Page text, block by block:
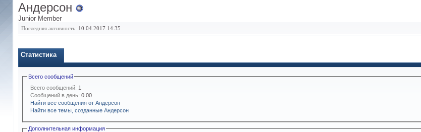
Андерсон
Junior Member
Последняя активность: 10.04.2017 14:35
Статистика
Всего сообщений
Всего сообщений: 1
Сообщений в день: 0.00
Найти все сообщения от Андерсон
Найти все темы, созданные Андерсон
Дополнительная информация